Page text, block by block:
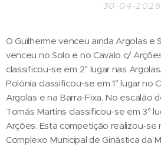
30-04-2026
O Guilherme venceu ainda Argolas e
venceu no Solo e no Cavalo c/
classificou-se em 2° lugar nas
Polónia classificou-se em 1° lugar no
Argolas e na Barra-Fixa. No escalão
Tomás Martins classificou-se em 3°
Arções. Esta competição realizou-se
Complexo Municipal de Ginástica da